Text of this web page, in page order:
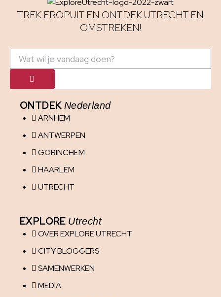
TREK EROPUIT EN ONTDEK UTRECHT EN
OMSTREKEN!
ONTDEK Nederland
ARNHEM
ANTWERPEN
GORINCHEM
HAARLEM
UTRECHT
EXPLORE Utrecht
OVER EXPLORE UTRECHT
CITY BLOGGERS
SAMENWERKEN
MEDIA